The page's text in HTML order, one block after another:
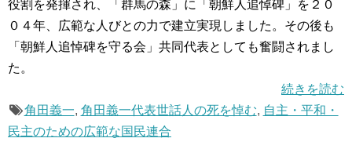
役割を発揮され、「群馬の森」に「朝鮮人追悼碑」を２０
０４年、広範な人びとの力で建立実現しました。その後も
「朝鮮人追悼碑を守る会」共同代表としても奮闘されまし
た。
続きを読む
角田義一, 角田義一代表世話人の死を悼む, 自主・平和・
民主のための広範な国民連合